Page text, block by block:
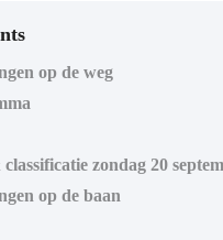
op de weg
zondag 20
op de baan